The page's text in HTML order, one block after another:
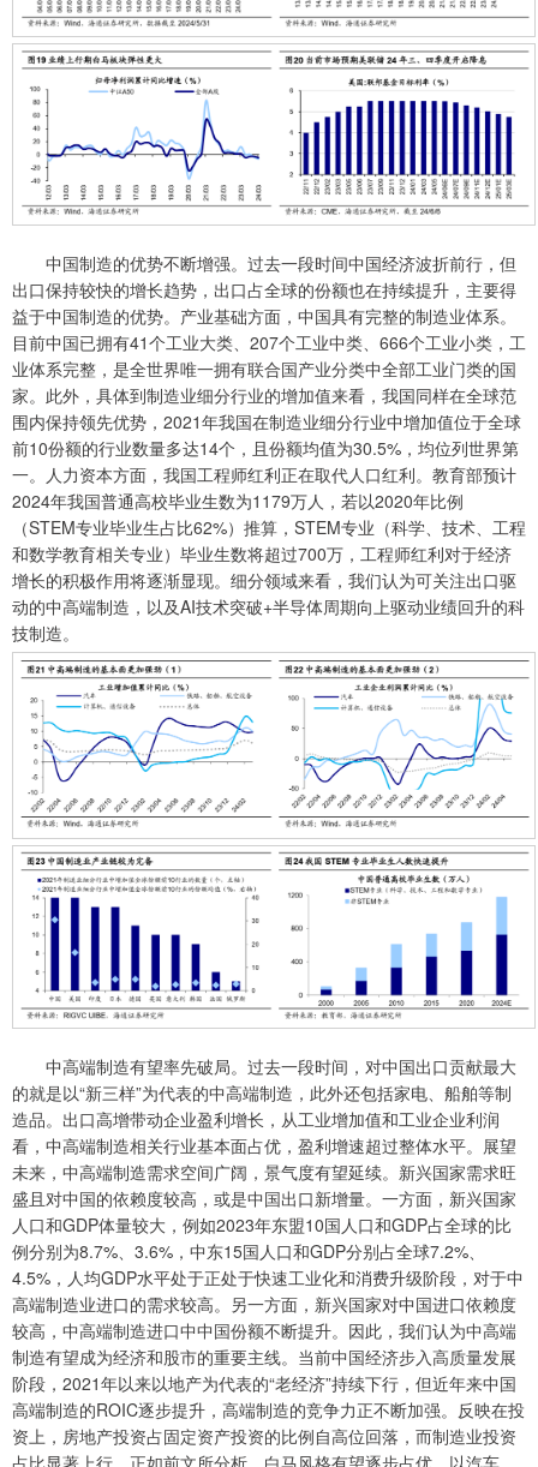
中国制造的优势不断增强。过去一段时间中国经济波折前行，但
出口保持较快的增长趋势，出口占全球的份额也在持续提升，主要得
益于中国制造的优势。产业基础方面，中国具有完整的制造业体系。
目前中国已拥有41个工业大类、207个工业中类、666个工业小类，工
业体系完整，是全世界唯一拥有联合国产业分类中全部工业门类的国
家。此外，具体到制造业细分行业的增加值来看，我国同样在全球范
围内保持领先优势，2021年我国在制造业细分行业中增加值位于全球
前10份额的行业数量多达14个，且份额均值为30.5%，均位列世界第
一。人力资本方面，我国工程师红利正在取代人口红利。教育部预计
2024年我国普通高校毕业生数为1179万人，若以2020年比例
（STEM专业毕业生占比62%）推算，STEM专业（科学、技术、工程
和数学教育相关专业）毕业生数将超过700万，工程师红利对于经济
增长的积极作用将逐渐显现。细分领域来看，我们认为可关注出口驱
动的中高端制造，以及AI技术突破+半导体周期向上驱动业绩回升的科
技制造。
中高端制造有望率先破局。过去一段时间，对中国出口贡献最大
的就是以“新三样”为代表的中高端制造，此外还包括家电、船舶等制
造品。出口高增带动企业盈利增长，从工业增加值和工业企业利润
看，中高端制造相关行业基本面占优，盈利增速超过整体水平。展望
未来，中高端制造需求空间广阔，景气度有望延续。新兴国家需求旺
盛且对中国的依赖度较高，或是中国出口新增量。一方面，新兴国家
人口和GDP体量较大，例如2023年东盟10国人口和GDP占全球的比
例分别为8.7%、3.6%，中东15国人口和GDP分别占全球7.2%、
4.5%，人均GDP水平处于正处于快速工业化和消费升级阶段，对于中
高端制造业进口的需求较高。另一方面，新兴国家对中国进口依赖度
较高，中高端制造进口中中国份额不断提升。因此，我们认为中高端
制造有望成为经济和股市的重要主线。当前中国经济步入高质量发展
阶段，2021年以来以地产为代表的“老经济”持续下行，但近年来中国
高端制造的ROIC逐步提升，高端制造的竞争力正不断加强。反映在投
资上，房地产投资占固定资产投资的比例自高位回落，而制造业投资
占比显著上行。正如前文所分析，白马风格有望逐步占优，以汽车、